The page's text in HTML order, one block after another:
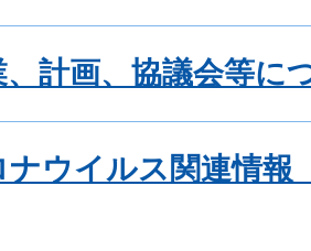
計画、協議会等に
ナウイルス関連情報